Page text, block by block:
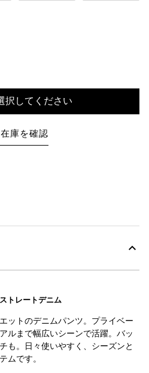
択してください
庫を確認
トレートデニム
ットのデニムパンツ。プライベー
ルまで幅広いシーンで活躍。バッ
も。日々使いやすく、シーズンと
ムです。